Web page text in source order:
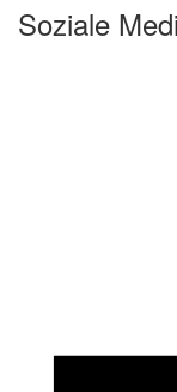
Soziale